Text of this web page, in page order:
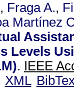
, Fraga A.,
Martínez
Levels
. IEEE
XML